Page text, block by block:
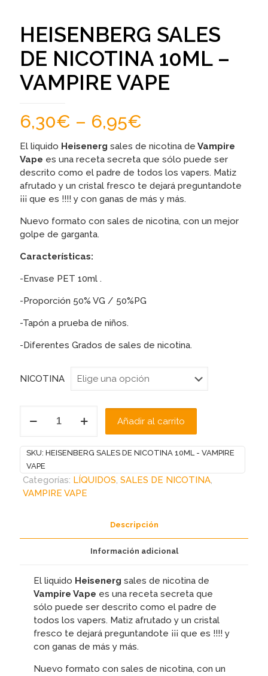
HEISENBERG SALES
DE NICOTINA 10ML –
VAMPIRE VAPE
6,30€ – 6,95€
El liquido Heisenerg sales de nicotina de Vampire
Vape es una receta secreta que sólo puede ser
descrito como el padre de todos los vapers. Matiz
afrutado y un cristal fresco te dejará preguntandote
¡¡¡ que es !!!! y con ganas de más y más.
Nuevo formato con sales de nicotina, con un mejor
golpe de garganta.
Características:
-Envase PET 10ml .
-Proporción 50% VG / 50%PG
-Tapón a prueba de niños.
-Diferentes Grados de sales de nicotina.
NICOTINA
SALES
NICOTINA
10ML
VAMPIRE
Añadir al carrito
SKU: HEISENBERG SALES DE NICOTINA 10ML - VAMPIRE
VAPE
Categorías: LÍQUIDOS, SALES DE NICOTINA,
VAMPIRE VAPE
Descripción
Información adicional
El liquido Heisenergsales de nicotina de
Vampire Vape es una receta secreta que
sólo puede ser descrito como el padre de
todos los vapers. Matiz afrutado y un cristal
fresco te dejará preguntandote ¡¡¡ que es !!!! y
con ganas de más y más.
Nuevo formato con sales de nicotina, con un